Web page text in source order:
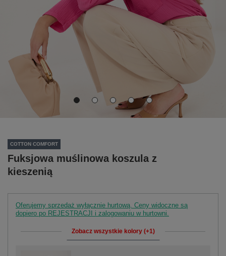
COTTON COMFORT
Fuksjowa muślinowa koszula z
kieszenią
Oferujemy sprzedaż wyłącznie hurtową. Ceny widoczne są
dopiero po REJESTRACJI i zalogowaniu w hurtowni.
Zobacz wszystkie kolory (+1)